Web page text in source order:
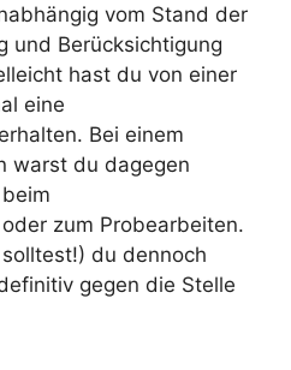
vom Stand der
und Berücksichtigung
hast du von einer
eine
Bei einem
warst du dagegen
zum Probearbeiten.
du dennoch
gegen die Stelle